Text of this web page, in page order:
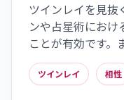
ツインレイを見抜
ンや占星術におけ
ことが有効です。
的な繋がりや、頻
インとなります。
ツインレイ 相性